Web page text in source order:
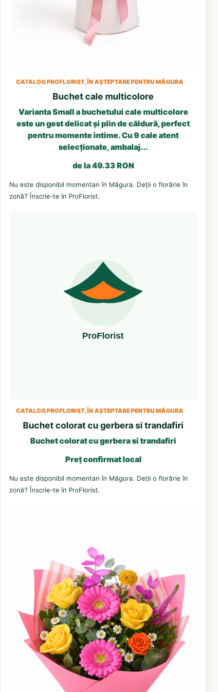
CATALOG PROFLORIST, ÎN AȘTEPTARE PENTRU MĂGURA
Buchet cale multicolore
Varianta Small a buchetului cale multicolore
este un gest delicat și plin de căldură, perfect
pentru momente intime. Cu 9 cale atent
selecționate, ambalaj...
de la 49.33 RON
Nu este disponibil momentan în Măgura. Deții o florărie în
zonă? Înscrie-te în ProFlorist.
CATALOG PROFLORIST, ÎN AȘTEPTARE PENTRU MĂGURA
Buchet colorat cu gerbera si trandafiri
Buchet colorat cu gerbera si trandafiri
Preț confirmat local
Nu este disponibil momentan în Măgura. Deții o florărie în
zonă? Înscrie-te în ProFlorist.